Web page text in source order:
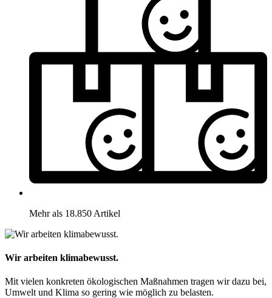
Mehr als 18.850 Artikel
Wir arbeiten klimabewusst.
Mit vielen konkreten ökologischen Maßnahmen tragen wir dazu bei,
Umwelt und Klima so gering wie möglich zu belasten.